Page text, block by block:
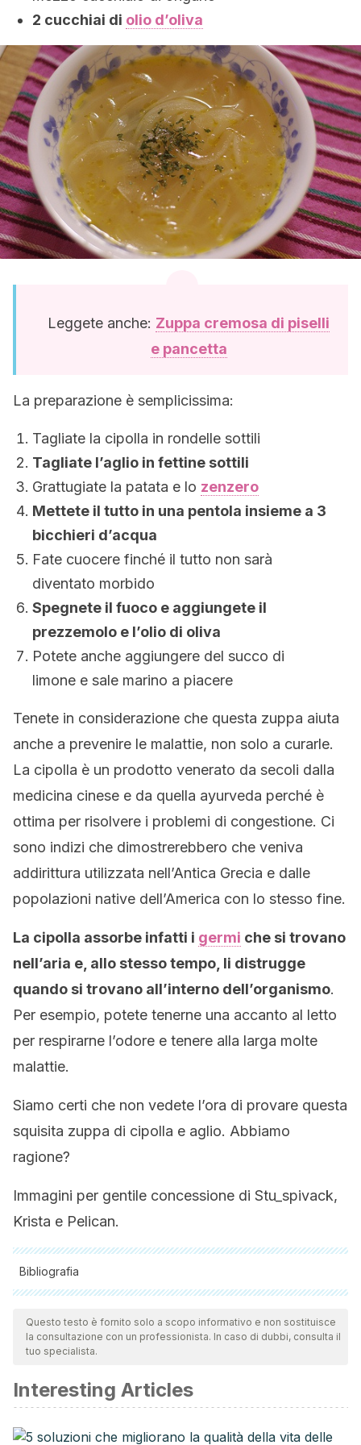
2 cucchiai di olio d’oliva
Leggete anche: Zuppa cremosa di piselli
e pancetta
La preparazione è semplicissima:
Tagliate la cipolla in rondelle sottili
Tagliate l’aglio in fettine sottili
Grattugiate la patata e lo zenzero
Mettete il tutto in una pentola insieme a 3
bicchieri d’acqua
Fate cuocere finché il tutto non sarà
diventato morbido
Spegnete il fuoco e aggiungete il
prezzemolo e l’olio di oliva
Potete anche aggiungere del succo di
limone e sale marino a piacere
Tenete in considerazione che questa zuppa aiuta
anche a prevenire le malattie, non solo a curarle.
La cipolla è un prodotto venerato da secoli dalla
medicina cinese e da quella ayurveda perché è
ottima per risolvere i problemi di congestione. Ci
sono indizi che dimostrerebbero che veniva
addirittura utilizzata nell’Antica Grecia e dalle
popolazioni native dell’America con lo stesso fine.
La cipolla assorbe infatti i germi che si trovano
nell’aria e, allo stesso tempo, li distrugge
quando si trovano all’interno dell’organismo.
Per esempio, potete tenerne una accanto al letto
per respirarne l’odore e tenere alla larga molte
malattie.
Siamo certi che non vedete l’ora di provare questa
squisita zuppa di cipolla e aglio. Abbiamo
ragione?
Immagini per gentile concessione di Stu_spivack,
Krista e Pelican.
Bibliografia
Tutte le fonti citate sono state esaminate a fondo dal nostro
team per garantirne la qualità, l'affidabilità, l'attualità e la
validità. La bibliografia di questo articolo è stata considerata
NIH. (2018). Gripe. In MedlinePlus.
Questo testo è fornito solo a scopo informativo e non sostituisce
la consultazione con un professionista. In caso di dubbi, consulta il
tuo specialista.
Interesting Articles